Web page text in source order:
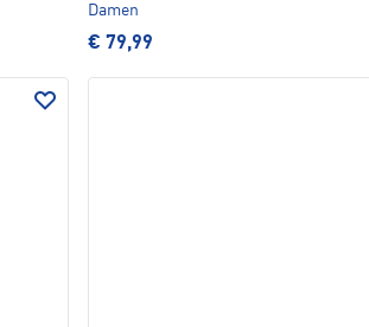
Damen
€ 79,99